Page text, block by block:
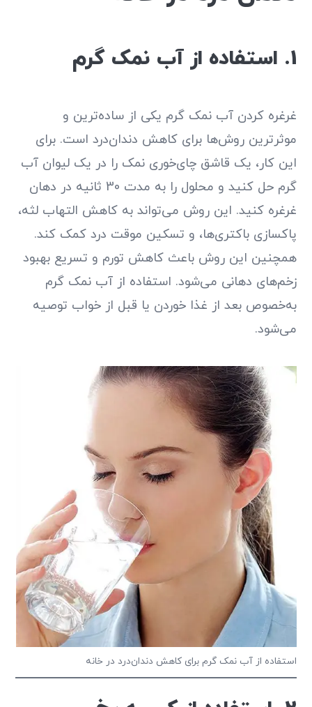
1. استفاده از آب نمک گرم
غرغره کردن آب نمک گرم یکی از ساده‌ترین و
موثرترین روش‌ها برای کاهش دندان‌درد است. برای
این کار، یک قاشق چای‌خوری نمک را در یک لیوان آب
گرم حل کنید و محلول را به مدت 30 ثانیه در دهان
غرغره کنید. این روش می‌تواند به کاهش التهاب لثه،
پاکسازی باکتری‌ها، و تسکین موقت درد کمک کند.
همچنین این روش باعث کاهش تورم و تسریع بهبود
زخم‌های دهانی می‌شود. استفاده از آب نمک گرم
به‌خصوص بعد از غذا خوردن یا قبل از خواب توصیه
می‌شود.
استفاده از آب نمک گرم برای کاهش دندان‌درد در خانه